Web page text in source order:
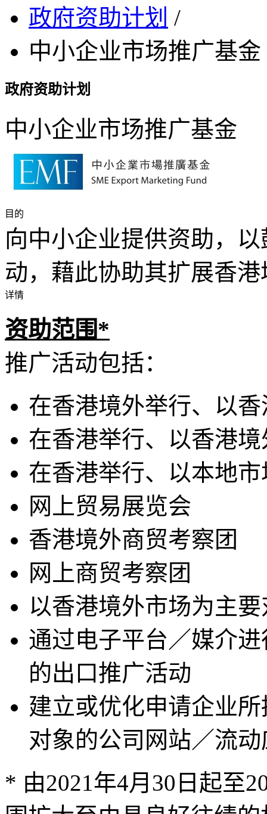
政府资助计划 /
中小企业市场推广基金
政府资助计划
中小企业市场推广基金
目的
向中小企业提供资助，
动，藉此协助其扩展香
详情
资助范围*
推广活动包括：
在香港境外举行、以
在香港举行、以香港
在香港举行、以本地
网上贸易展览会
香港境外商贸考察团
网上商贸考察团
以香港境外市场为主
通过电子平台／媒介
的出口推广活动
建立或优化申请企业
对象的公司网站／流
* 由2021年4月30日起至